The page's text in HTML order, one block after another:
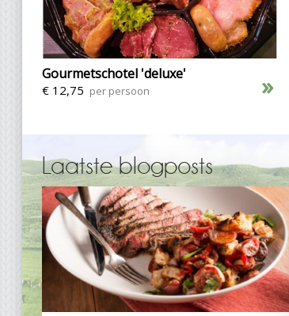
Gourmetschotel 'deluxe'
€ 12,75 per persoon »
Laatste blogposts